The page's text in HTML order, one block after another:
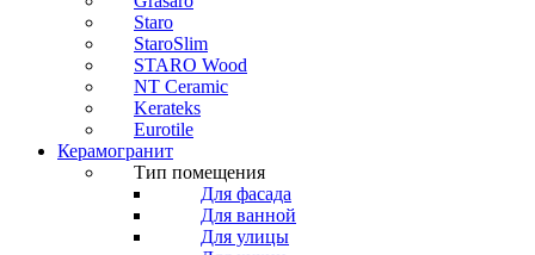
Staro
StaroSlim
STARO Wood
NT Ceramic
Kerateks
Eurotile
Керамогранит
Тип помещения
Для фасада
Для ванной
Для улицы